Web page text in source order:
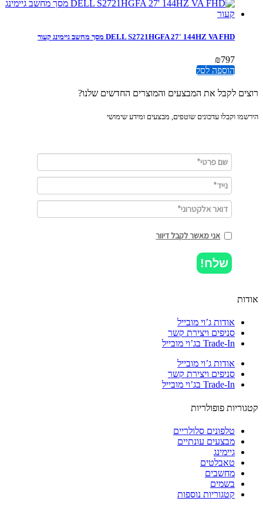
DELL S2721HGFA 27' 144HZ VA FHD מסך מחשב גיימינג קעור
₪
הוספה לסל
לקבל את המבצעים והמוצרים החדשים שלנו?
וקבלו עדכונים שוטפים, מבצעים ומידע שימושי
אני מאשר לקבל דיוור
שלח!
אודות ג’וי מובייל
סניפים ויצירת קשר
Trade-In בג’וי מובייל
אודות ג’וי מובייל
סניפים ויצירת קשר
Trade-In בג’וי מובייל
פופולריות
טלפונים סלולריים
מבצעים עונתיים
גיימינג
טאבלטים
מחשבים
בשמים
קטגוריות נוספות